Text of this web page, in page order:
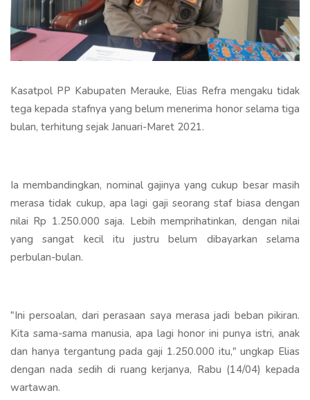
Kasatpol PP Kabupaten Merauke, Elias Refra mengaku tidak
tega kepada stafnya yang belum menerima honor selama tiga
bulan, terhitung sejak Januari-Maret 2021.
Ia membandingkan, nominal gajinya yang cukup besar masih
merasa tidak cukup, apa lagi gaji seorang staf biasa dengan
nilai Rp 1.250.000 saja. Lebih memprihatinkan, dengan nilai
yang sangat kecil itu justru belum dibayarkan selama
perbulan-bulan.
"Ini persoalan, dari perasaan saya merasa jadi beban pikiran.
Kita sama-sama manusia, apa lagi honor ini punya istri, anak
dan hanya tergantung pada gaji 1.250.000 itu," ungkap Elias
dengan nada sedih di ruang kerjanya, Rabu (14/04) kepada
wartawan.